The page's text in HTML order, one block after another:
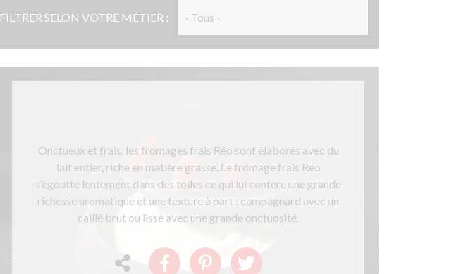
FILTRER SELON VOTRE MÉTIER :
Onctueux et frais, les fromages frais Réo sont élaborés avec du
lait entier, riche en matière grasse. Le fromage frais Réo
s’égoutte lentement dans des toiles ce qui lui confère une grande
richesse aromatique et une texture à part : campagnard avec un
caillé brut ou lissé avec une grande onctuosité.